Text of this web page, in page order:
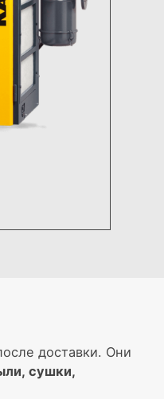
доставки. Они
сушки,